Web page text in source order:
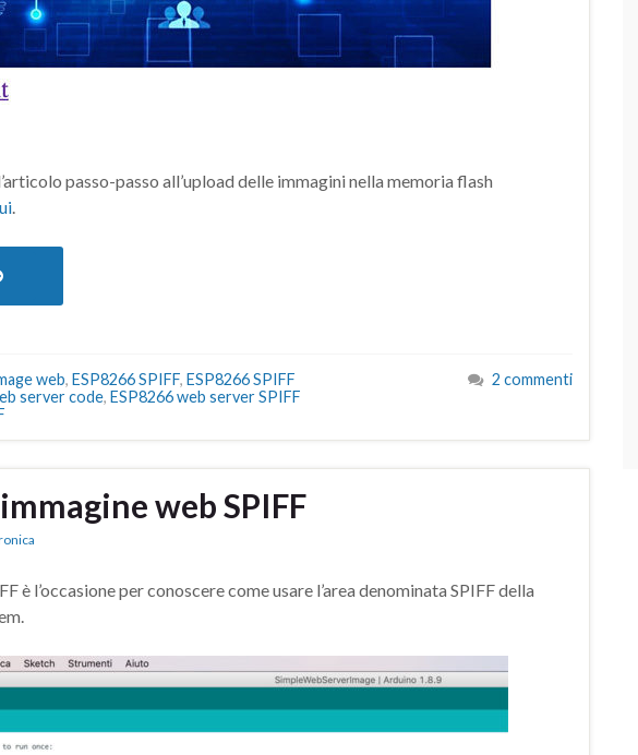
passo-passo all’upload delle immagini nella memoria flash
.
web, ESP8266 SPIFF, ESP8266 SPIFF
server code, ESP8266 web server SPIFF
2 commenti
web SPIFF
è l’occasione per conoscere come usare l’area denominata SPIFF della